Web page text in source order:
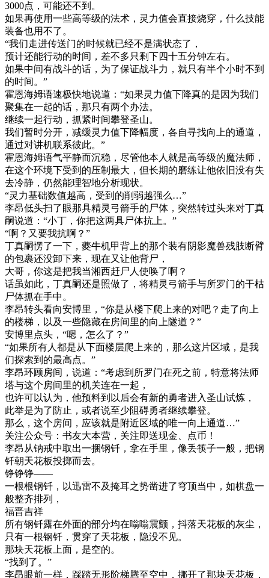
3000点，可能还不到。
如果再使用一些高等级的法术，灵力值会直接烧穿，什么技能
装备也用不了。
“我们走进传送门的时候就已经不是满状态了，
预计还能行动的时间，差不多只剩下四十五分钟左右。
如果中间有战斗的话，为了保证战斗力，就只有半个小时不到
的时间。”
霍恩海姆语速极快地说道：“如果灵力值下降真的是因为我们
聚集在一起的话，那只有两个办法。
继续一起行动，抓紧时间攀登圣山。
我们暂时分开，减缓灵力值下降幅度，各自寻找向上的通道，
通过对讲机联系彼此。”
霍恩海姆语气平静而沉稳，尽管他本人就是高等级的魔法师，
在这个环境下受到的压制最大，但长期的磨练让他依旧没有失
去冷静，仍然能理智地分析现状。
“灵力基础数值越高，受到的削弱越强么…”
李昂低头扫了眼那具精灵弓箭手的尸体，突然转过头来对丁真
嗣说道：“小丁，你把这两具尸体抗上。”
“啊？又要我抗啊？”
丁真嗣愣了一下，夔牛机甲背上的那个装有阴影魔兽残肢断臂
的包裹还没卸下来，现在又让他背尸，
大哥，你这是把我当湘西赶尸人使唤了啊？
话虽如此，丁真嗣还是照做了，将精灵弓箭手与所罗门的干枯
尸体抓在手中。
李昂转头看向安博里，“你是从楼下爬上来的对吧？走了向上
的楼梯，以及一些隐藏在房间里的向上隧道？”
安博里点头，“嗯，怎么了？”
“如果所有人都是从下面楼层爬上来的，那么这片区域，是我
们探索到的最高点。”
李昂环顾房间，说道：“考虑到所罗门在死之前，特意将法师
塔与这个房间里的机关连在一起，
也许可以认为，他预料到以后会有新的勇者进入圣山试炼，
此举是为了防止，或者说至少阻碍勇者继续攀登。
那么，这个房间，应该就是附近区域的唯一向上通道…”
关注公众号：书友大本营，关注即送现金、点币！
李昂从钠戒中取出一捆钢钎，拿在手里，像丢筷子一般，把钢
钎朝天花板投掷而去。
铮铮铮——
一根根钢钎，以迅雷不及掩耳之势凿进了穹顶当中，如棋盘一
般整齐排列，
福晋吉祥
所有钢钎露在外面的部分均在嗡嗡震颤，抖落天花板的灰尘，
只有一根钢钎，贯穿了天花板，隐没不见。
那块天花板上面，是空的。
“找到了。”
李昂眼前一样，踩踏无形阶梯腾至空中，挪开了那块天花板，